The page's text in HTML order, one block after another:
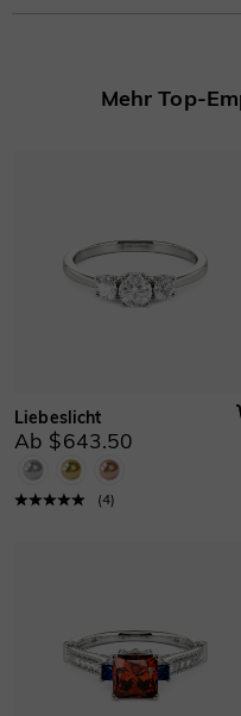
5.4 mmMehr Top-
Liebeslicht
Ab $643.50
(4)